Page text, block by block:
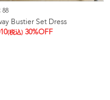
88
Bustier Set Dress
(税込) 30%OFF